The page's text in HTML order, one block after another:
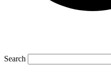
Search